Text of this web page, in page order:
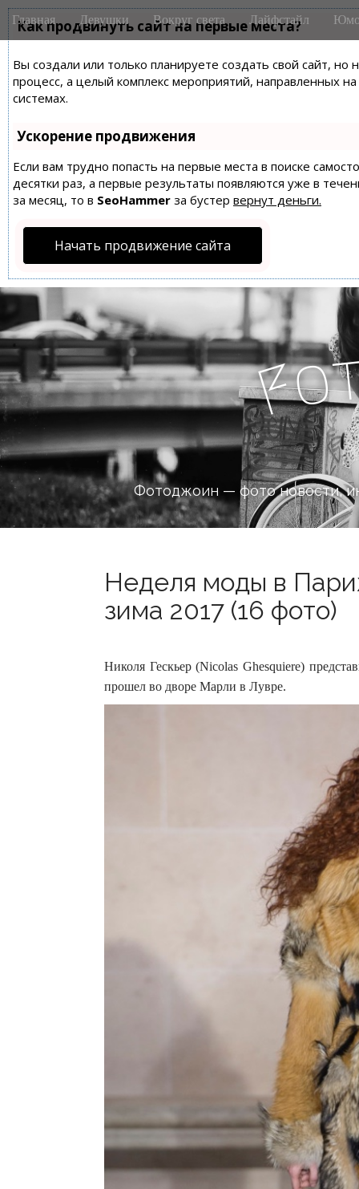
Как продвинуть сайт на первые места?
Вы создали или только планируете создать свой сайт,
процесс, а целый комплекс мероприятий, направленных
системах.
Ускорение продвижения
Если вам трудно попасть на первые места в поиске
десятки раз, а первые результаты появляются уже в
за месяц, то в SeoHammer за бустер вернут деньги.
Начать продвижение сайта
M
a
n
m
e
n
u
i
Главная Девушки Вокруг света Лайфстайл
Fo
Фотоджоин — фото новости,
Неделя моды в
зима 2017 (16 фото)
Николя Гескьер (Nicolas Ghesquiere)
прошел во дворе Марли в Лувре.